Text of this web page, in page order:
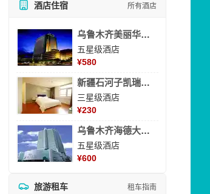
酒店住宿 所有酒店
乌鲁木齐美丽华大酒
五星级酒店
¥580
新疆石河子凯瑞酒店
三星级酒店
¥230
乌鲁木齐海德大酒店
五星级酒店
¥600
旅游租车 租车指南